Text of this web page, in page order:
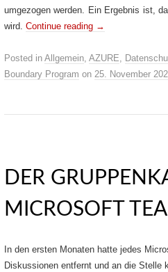
umgezogen werden. Ein Ergebnis ist,
wird. Continue reading →
Posted in Allgemein, AZURE,
Boundary Program on 25. November
DER
MICROSOFT
In den ersten Monaten hatte jedes
Diskussionen entfernt und an die Stelle